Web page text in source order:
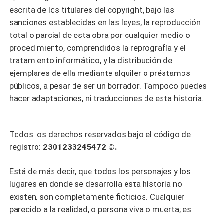
escrita de los titulares del copyright, bajo las
sanciones establecidas en las leyes, la reproducción
total o parcial de esta obra por cualquier medio o
procedimiento, comprendidos la reprografía y el
tratamiento informático, y la distribución de
ejemplares de ella mediante alquiler o préstamos
públicos, a pesar de ser un borrador. Tampoco puedes
hacer adaptaciones, ni traducciones de esta historia.
Todos los derechos reservados bajo el código de
registro: 2301233245472 ©.
Está de más decir, que todos los personajes y los
lugares en donde se desarrolla esta historia no
existen, son completamente ficticios. Cualquier
parecido a la realidad, o persona viva o muerta; es